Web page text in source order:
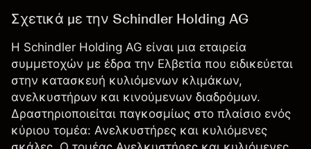
Σχετικά με την Schindler Holding AG
Η Schindler Holding AG είναι μια εταιρεία
συμμετοχών με έδρα την Ελβετία που ειδικεύεται
στην κατασκευή κυλιόμενων κλιμάκων,
ανελκυστήρων και κινούμενων διαδρόμων.
Δραστηριοποιείται παγκοσμίως στο πλαίσιο ενός
κύριου τομέα: Ανελκυστήρες και κυλιόμενες